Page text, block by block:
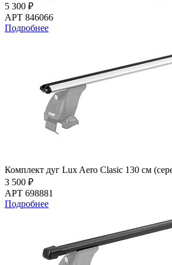
5 300 ₽
АРТ 846066
Подробнее
Комплект дуг Lux Aero Clasic 130 см
3 500 ₽
АРТ 698881
Подробнее